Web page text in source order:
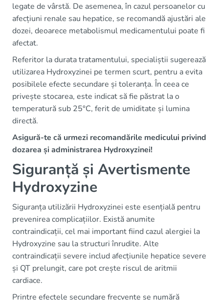
legate de vârstă. De asemenea, în cazul persoanelor cu
afecțiuni renale sau hepatice, se recomandă ajustări ale
dozei, deoarece metabolismul medicamentului poate fi
afectat.
Referitor la durata tratamentului, specialiștii sugerează
utilizarea Hydroxyzinei pe termen scurt, pentru a evita
posibilele efecte secundare și toleranța. În ceea ce
privește stocarea, este indicat să fie păstrat la o
temperatură sub 25°C, ferit de umiditate și lumina
directă.
Asigură-te că urmezi recomandările medicului privind
dozarea și administrarea Hydroxyzinei!
Siguranță și Avertismente
Hydroxyzine
Siguranța utilizării Hydroxyzinei este esențială pentru
prevenirea complicațiilor. Există anumite
contraindicații, cel mai important fiind cazul alergiei la
Hydroxyzine sau la structuri înrudite. Alte
contraindicații severe includ afecțiunile hepatice severe
și QT prelungit, care pot crește riscul de aritmii
cardiace.
Printre efectele secundare frecvente se numără